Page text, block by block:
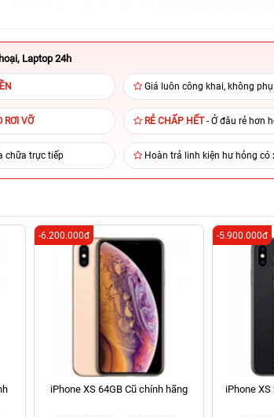
Laptop 24h
Giá luôn công khai, không
RƠI VỠ RẺ CHẤP HẾT- Ở đâu rẻ hơn
chữa trực tiếp Hoàn trả linh kiện hư hỏng có
iPhone XS 64GB Cũ chính hãng
-6.200.000đ
iPhone
-5.900.000đ